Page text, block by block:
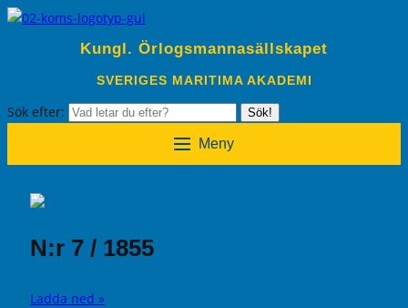
Kungl. Örlogsmannasällskapet
SVERIGES MARITIMA AKADEMI
Sök efter: Sök!
Meny
N:r 7 / 1855
Ladda ned »